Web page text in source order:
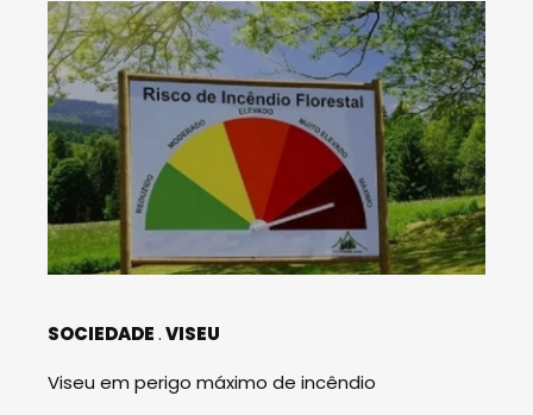
SOCIEDADE VISEU
Viseu em perigo máximo de incêndio